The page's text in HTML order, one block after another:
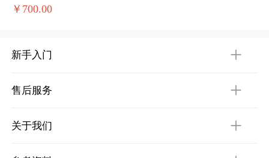
￥700.00
新手入门
售后服务
关于我们